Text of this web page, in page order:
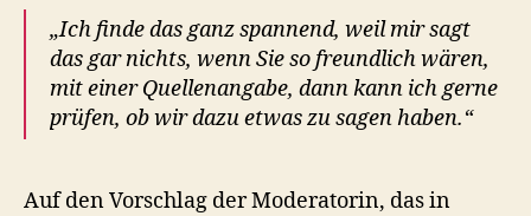
„Ich finde das ganz spannend, weil mir sagt
das gar nichts, wenn Sie so freundlich wären,
mit einer Quellenangabe, dann kann ich gerne
prüfen, ob wir dazu etwas zu sagen haben.“
Auf den Vorschlag der Moderatorin, das in